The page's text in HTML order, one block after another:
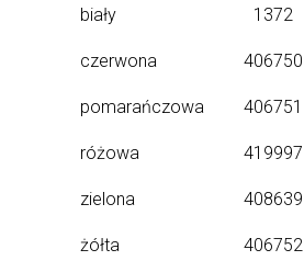
biały 1372
czerwona 406750
pomarańczowa 406751
różowa 419997
zielona 408639
żółta 406752